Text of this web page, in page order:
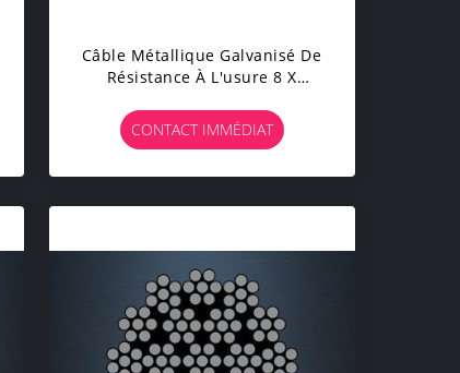
Câble Métallique Galvanisé De
Résistance À L'usure 8 X
Longue Durée De Vie
CONTACT IMMÉDIAT